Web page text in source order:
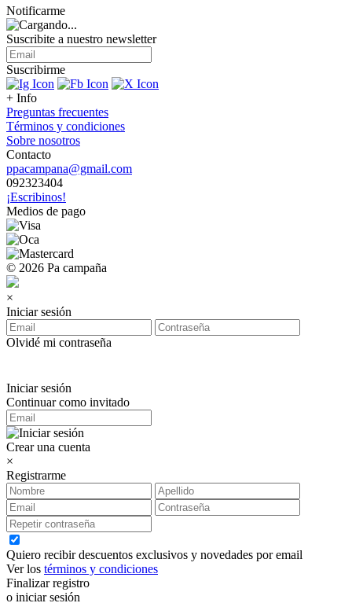
Notificarme
Suscribite a nuestro newsletter
Suscribirme
+ Info
Preguntas frecuentes
Términos y condiciones
Sobre nosotros
Contacto
ppacampana@gmail.com
092323404
¡Escribinos!
Medios de pago
© 2026 Pa campaña
×
Iniciar sesión
Olvidé mi contraseña
Iniciar sesión
Continuar como invitado
Crear una cuenta
×
Registrarme
Quiero recibir descuentos exclusivos y novedades por email
Ver los términos y condiciones
Finalizar registro
o iniciar sesión